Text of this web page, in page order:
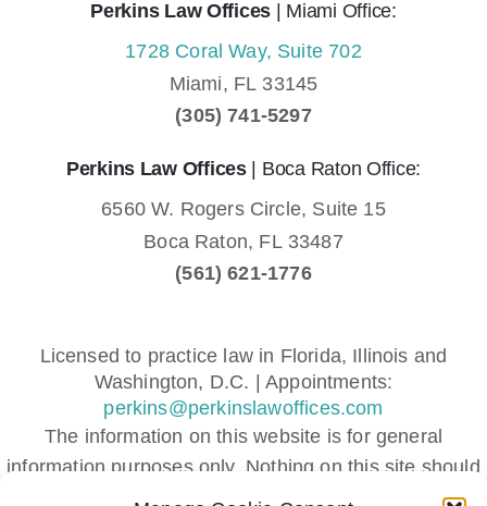
Perkins Law Offices | Miami Office:
1728 Coral Way, Suite 702
Miami, FL 33145
(305) 741-5297
Perkins Law Offices| Boca Raton Office:
6560 W. Rogers Circle, Suite 15
Boca Raton, FL 33487
(561) 621-1776
Licensed to practice law in Florida, Illinois and
Washington, D.C. | Appointments:
perkins@perkinslawoffices.com
The information on this website is for general
information purposes only. Nothing on this site should
be taken as legal advice for any individual case or